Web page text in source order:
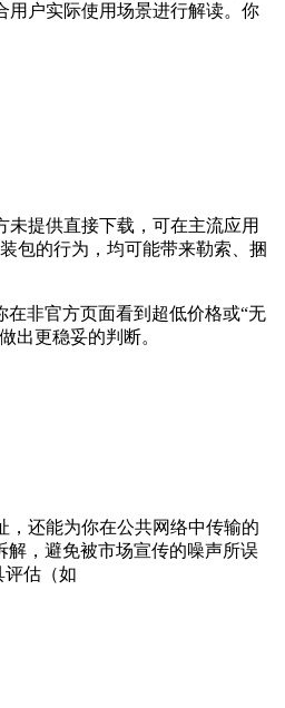
用户实际使用场景进行解读。你
提供直接下载，可在主流应用
包的行为，均可能带来勒索、捆
非官方页面看到超低价格或“无
出更稳妥的判断。
，还能为你在公共网络中传输的
解，避免被市场宣传的噪声所误
评估（如